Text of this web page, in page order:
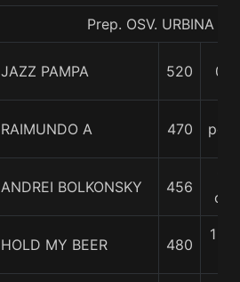
Prep. OSV. URBINA H.
JAZZ PAMPA 520 0/0
RAIMUNDO A 470
ANDREI BOLKONSKY 456
cpo
HOLD MY BEER 480
1 3/